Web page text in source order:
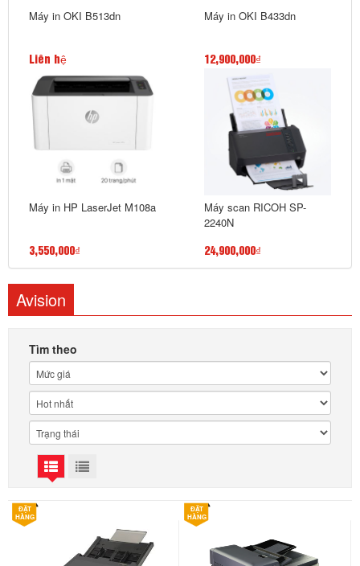
Máy in OKI B513dn
Liên hệ
Máy in OKI B433dn
12,900,000₫
Máy in HP LaserJet M108a
3,550,000₫
Máy scan RICOH SP-
2240N
24,900,000₫
Avision
Tìm theo
ĐẶT
HÀNG
ĐẶT
HÀNG